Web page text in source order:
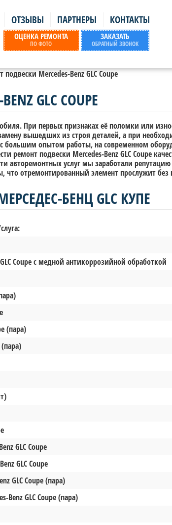
ОТЗЫВЫ ПАРТНЕРЫ КОНТАКТЫ
ОЦЕНКА РЕМОНТА
ПО ФОТО
ЗАКАЗАТЬ
ОБРАТНЫЙ ЗВОНОК
подвески Mercedes-Benz GLC Coupe
GLC COUPE
При первых признаках её поломки или
вышедших из строя деталей, а при
большим опытом работы, на современном
ремонт подвески Mercedes-Benz GLC Coupe
авторемонтных услуг мы заработали
отремонтированный элемент прослужит
БЕНЦ GLC КУПЕ
Coupe с медной антикоррозийной обработкой
(пара)
(пара)
GLC Coupe
GLC Coupe
GLC Coupe (пара)
GLC Coupe (пара)